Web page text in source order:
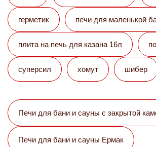
герметик печи для маленькой
плита на печь для казана 16л
суперсил хомут шибер
Печи для бани и сауны с закрытой
Печи для бани и сауны Eрмак